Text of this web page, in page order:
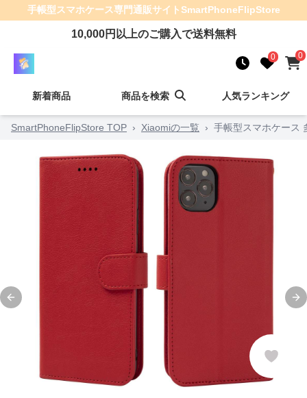
手帳型スマホケース専門通販サイトSmartPhoneFlipStore
10,000円以上のご購入で送料無料
0 0
新着商品 商品を検索 人気ランキング
SmartPhoneFlipStore TOP › Xiaomiの一覧 › 手帳型スマホケース
Previous slide